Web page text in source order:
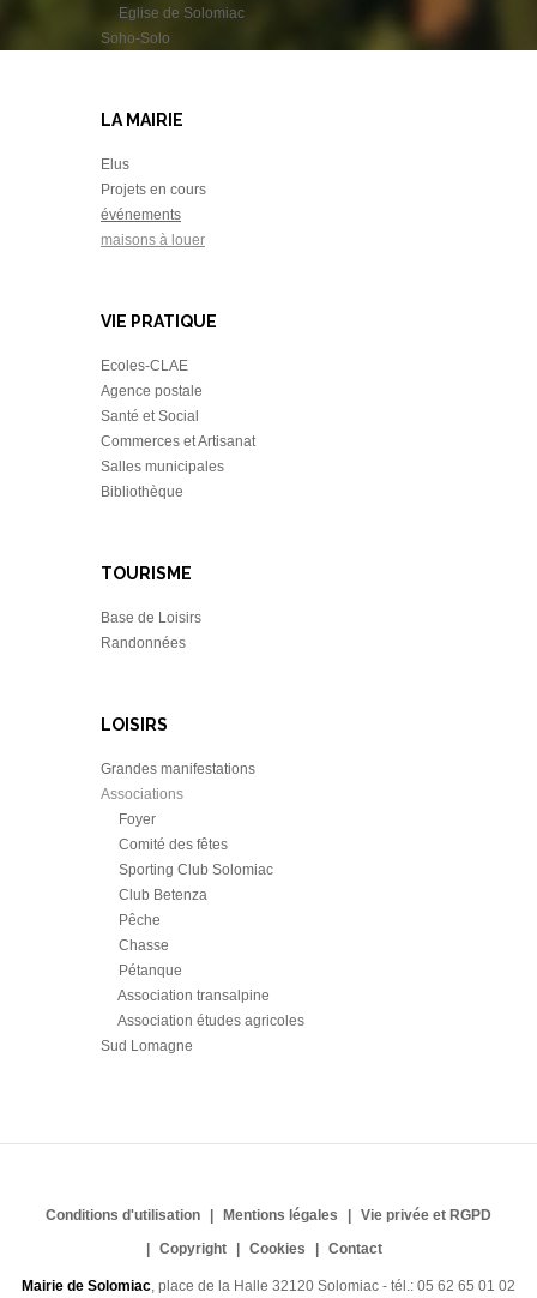
Eglise de Solomiac
Soho-Solo
LA MAIRIE
Elus
Projets en cours
événements
maisons à louer
VIE PRATIQUE
Ecoles-CLAE
Agence postale
Santé et Social
Commerces et Artisanat
Salles municipales
Bibliothèque
TOURISME
Base de Loisirs
Randonnées
LOISIRS
Grandes manifestations
Associations
Foyer
Comité des fêtes
Sporting Club Solomiac
Club Betenza
Pêche
Chasse
Pétanque
Association transalpine
Association études agricoles
Sud Lomagne
Conditions d'utilisation Mentions légales
Vie privée et RGPD
Copyright
Cookies Contact
Mairie de Solomiac, place de la Halle 32120 Solomiac - tél.: 05 62 65 01 02